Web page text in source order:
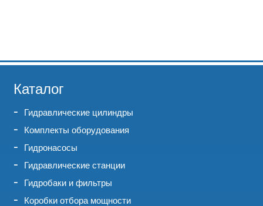
Каталог
Гидравлические цилиндры
Комплекты оборудования
Гидронасосы
Гидравлические станции
Гидробаки и фильтры
Коробки отбора мощности